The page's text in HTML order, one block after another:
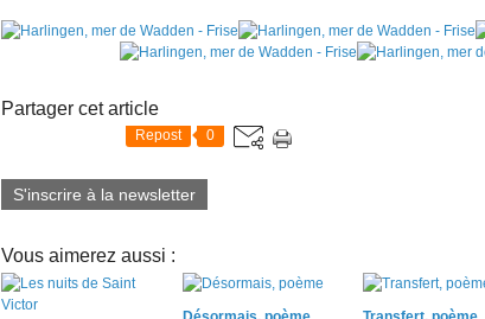
Partager cet article
Repost 0
S'inscrire à la newsletter
Vous aimerez aussi :